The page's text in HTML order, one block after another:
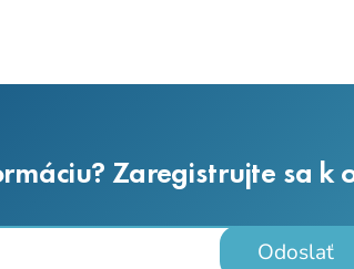
Zaregistrujte sa k
Odoslať